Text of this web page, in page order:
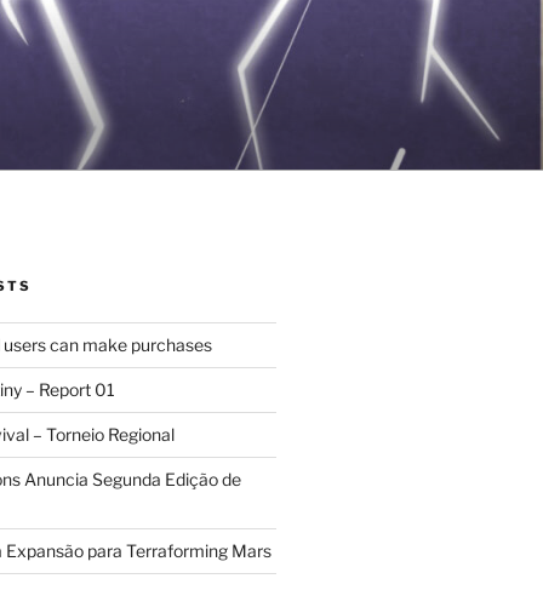
can make purchases
– Report 01
– Torneio Regional
Anuncia Segunda Edição de
Expansão para Terraforming Mars